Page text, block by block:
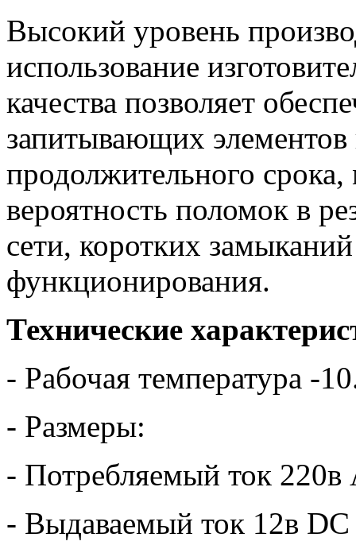
Высокий уровень
использование
качества позволяет
запитывающих элементов
продолжительного
вероятность поломок в
сети, коротких
функционирования.
Технические
- Рабочая температура -
- Размеры:
- Потребляемый ток 220в
- Выдаваемый ток 12в DC